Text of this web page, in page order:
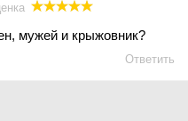
мужей и крыжовник?
Ответить